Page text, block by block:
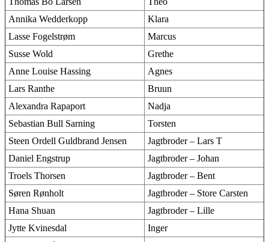
Annika Wedderkopp
Klara
Lasse Fogelstrøm
Marcus
Susse Wold
Grethe
Anne Louise Hassing
Agnes
Lars Ranthe
Bruun
Alexandra Rapaport
Nadja
Sebastian Bull Sarning
Torsten
Steen Ordell Guldbrand Jensen
Jagtbroder – Lars T
Daniel Engstrup
Jagtbroder – Johan
Troels Thorsen
Jagtbroder – Bent
Søren Rønholt
Jagtbroder – Store Carsten
Hana Shuan
Jagtbroder – Lille
Jytte Kvinesdal
Inger